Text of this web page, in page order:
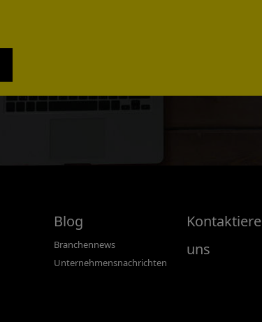
Blog
Branchennews
Unternehmensnachrichten
Kontaktiere
uns